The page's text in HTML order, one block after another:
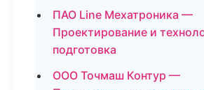
ПАО Line Мехатроника —
Проектирование и
подготовка
ООО Точмаш Контур —